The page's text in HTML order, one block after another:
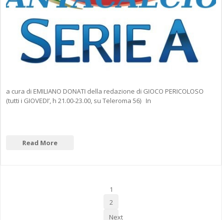
a cura di EMILIANO DONATI della redazione di GIOCO PERICOLOSO
(tutti i GIOVEDI’, h 21.00-23.00, su Teleroma 56) In
Read More
1
2
Next